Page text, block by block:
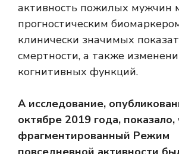
активность пожилых мужчин
прогностическим
клинически значимых
смертности, а также
когнитивных функций.
А исследование,
октябре 2019 года,
фрагментированный Режим